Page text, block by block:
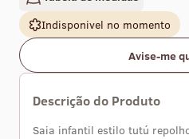
Indisponivel no momento
Avise-me
Descrição do Produto
Saia infantil estilo tutú